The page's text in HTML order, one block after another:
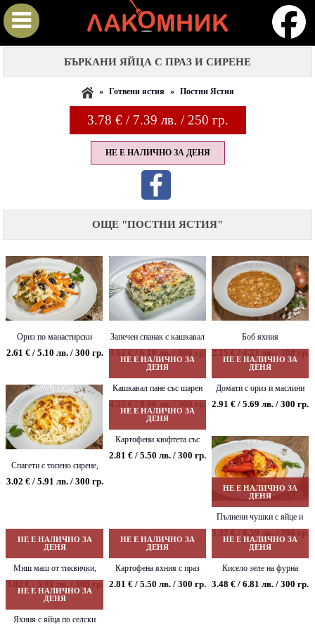
БЪРКАНИ ЯЙЦА С ПРАЗ И СИРЕНЕ
» Готвени ястия » Постни Ястия
3.78 € / 7.39 лв. / 250 гр.
НЕ Е НАЛИЧНО ЗА ДЕНЯ
ОЩЕ "ПОСТНИ ЯСТИЯ"
Ориз по манастирски
2.61 € / 5.10 лв. / 300 гр.
Запечен спанак с кашкавал
3.12 € / 6.10 лв. / 300 гр.
Боб яхния
2.15 € / 4.21 лв. / 300 гр.
Спагети с топено сирене,
сирене и кашкавал
3.02 € / 5.91 лв. / 300 гр.
НЕ Е НАЛИЧНО ЗА
ДЕНЯ
Кашкавал пане със шарен
ориз и лютеница
4.55 € / 8.90 лв. / 300 гр.
НЕ Е НАЛИЧНО ЗА
ДЕНЯ
Домати с ориз и маслини
2.91 € / 5.69 лв. / 300 гр.
НЕ Е НАЛИЧНО ЗА
ДЕНЯ
Картофени кюфтета със
спанак и млечен сос
2.81 € / 5.50 лв. / 300 гр.
НЕ Е НАЛИЧНО ЗА
ДЕНЯ
Пълнени чушки с яйце и
сирене
3.37 € / 6.59 лв. / 300 гр.
НЕ Е НАЛИЧНО ЗА
ДЕНЯ
Миш маш от тиквички,
нахут и гъби
3.02 € / 5.91 лв. / 300 гр.
НЕ Е НАЛИЧНО ЗА
ДЕНЯ
Картофена яхния с праз
2.81 € / 5.50 лв. / 300 гр.
НЕ Е НАЛИЧНО ЗА
ДЕНЯ
Кисело зеле на фурна
3.48 € / 6.81 лв. / 300 гр.
НЕ Е НАЛИЧНО ЗА
ДЕНЯ
Яхния с яйца по селски